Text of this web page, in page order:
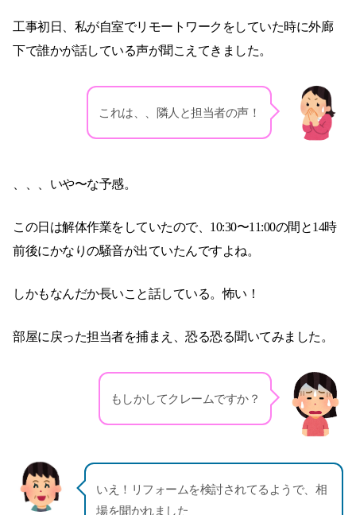
工事初日、私が自室でリモートワークをしていた時に外廊
下で誰かが話している声が聞こえてきました。
これは、、隣人と担当者の声！
、、、いや〜な予感。
この日は解体作業をしていたので、10:30〜11:00の間と14時
前後にかなりの騒音が出ていたんですよね。
しかもなんだか長いこと話している。怖い！
部屋に戻った担当者を捕まえ、恐る恐る聞いてみました。
もしかしてクレームですか？
いえ！リフォームを検討されてるようで、相
場を聞かれました